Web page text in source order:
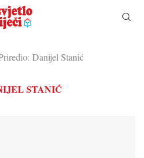
Danijel Stanić
STANIĆ